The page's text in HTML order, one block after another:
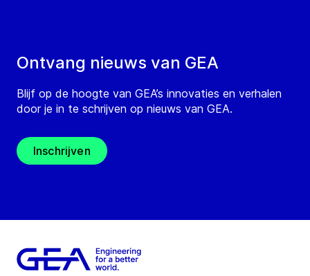
Ontvang nieuws van GEA
Blijf op de hoogte van GEA’s innovaties en verhalen
door je in te schrijven op nieuws van GEA.
Inschrijven